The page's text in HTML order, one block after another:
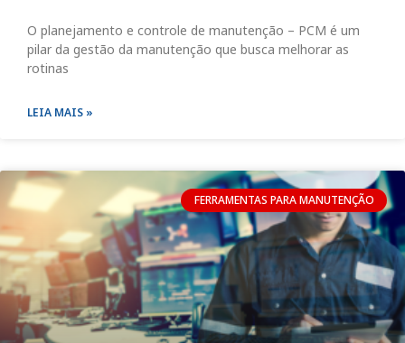
O planejamento e controle de manutenção – PCM é um
pilar da gestão da manutenção que busca melhorar as
rotinas
LEIA MAIS »
FERRAMENTAS PARA MANUTENÇÃO